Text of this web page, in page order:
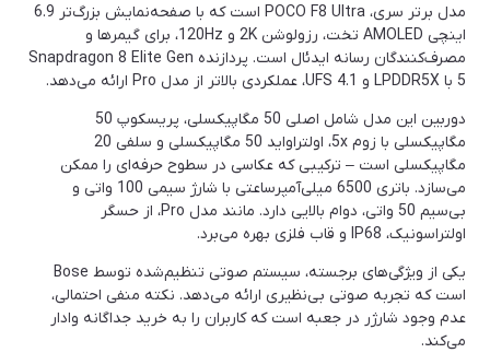
مدل برتر سری، POCO F8 Ultra است که با صفحه‌نمایش بزرگ‌تر 6.9
اینچی AMOLED تخت، رزولوشن 2K و 120Hz، برای گیمرها و
مصرف‌کنندگان رسانه ایدئال است. پردازنده Snapdragon 8 Elite Gen
5 با LPDDR5X و UFS 4.1، عملکردی بالاتر از مدل Pro ارائه می‌دهد.
دوربین این مدل شامل اصلی 50 مگاپیکسلی، پریسکوپ 50
مگاپیکسلی با زوم 5x، اولتراواید 50 مگاپیکسلی و سلفی 20
مگاپیکسلی است – ترکیبی که عکاسی در سطوح حرفه‌ای را ممکن
می‌سازد. باتری 6500 میلی‌آمپرساعتی با شارژ سیمی 100 واتی و
بی‌سیم 50 واتی، دوام بالایی دارد. مانند مدل Pro، از حسگر
اولتراسونیک، IP68 و قاب فلزی بهره می‌برد.
یکی از ویژگی‌های برجسته، سیستم صوتی تنظیم‌شده توسط Bose
است که تجربه صوتی بی‌نظیری ارائه می‌دهد. نکته منفی احتمالی،
عدم وجود شارژر در جعبه است که کاربران را به خرید جداگانه وادار
می‌کند.